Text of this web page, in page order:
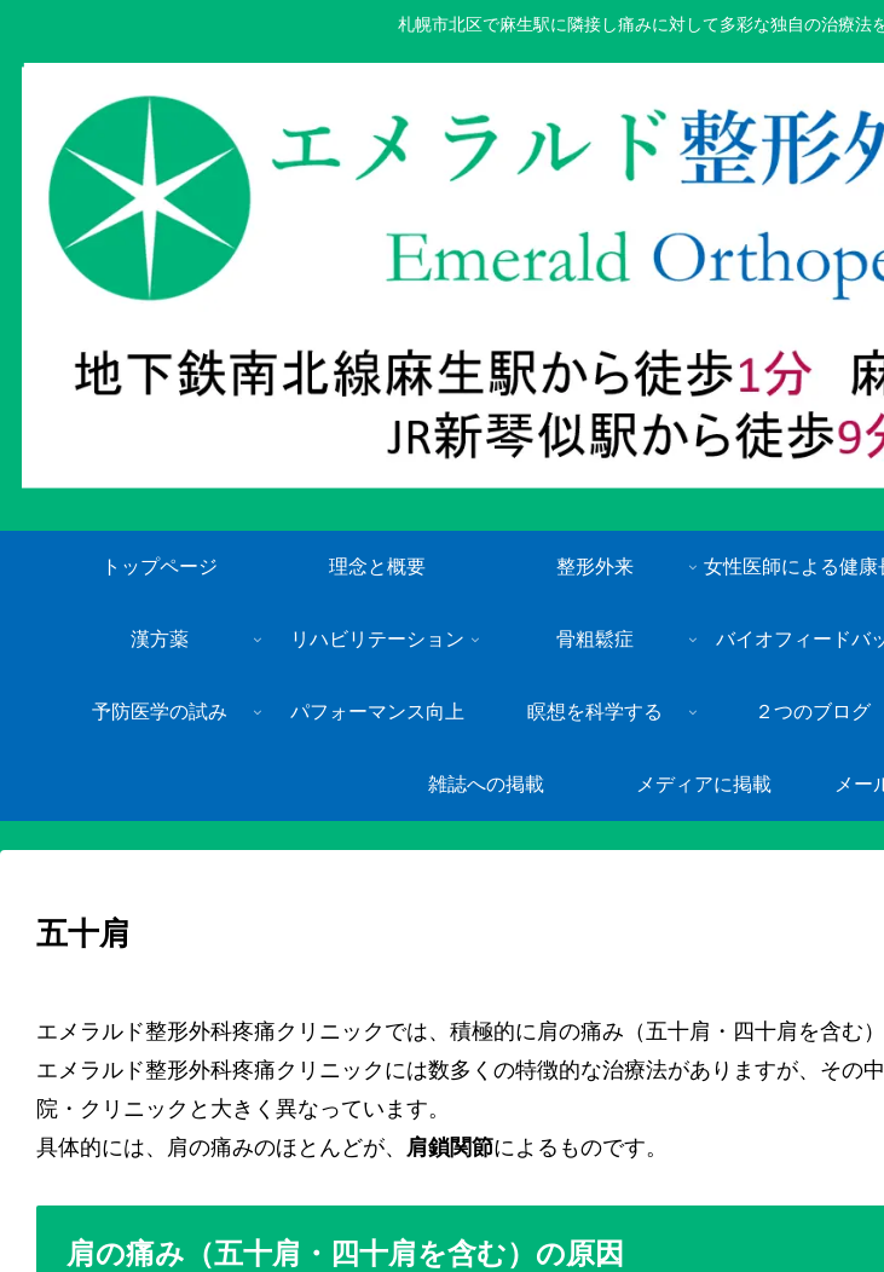
札幌市北区で麻生駅に隣接し痛みに対して多彩な独自の治療法
トップページ 理念と概要 整形外来
漢方薬 リハビリテーション 骨粗鬆症 バイオフィードバ
予防医学の試み パフォーマンス向上 瞑想を科学する ２つのブログ
雑誌への掲載 メディアに掲載 メー
五十肩
エメラルド整形外科疼痛クリニックでは、積極的に肩の痛み（五十肩・四十肩を含む
エメラルド整形外科疼痛クリニックには数多くの特徴的な治療法がありますが、そ
院・クリニックと大きく異なっています。
具体的には、肩の痛みのほとんどが、 肩鎖関節によるものです。
肩の痛み（五十肩・四十肩を含む）の原因